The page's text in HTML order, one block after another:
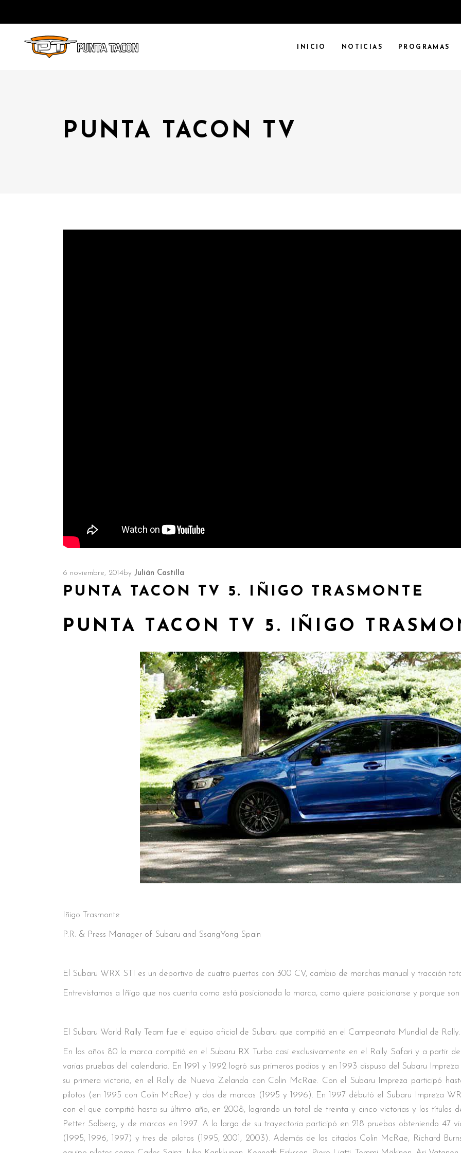
INICIO NOTICIAS PROGRAMAS
PUNTA TACON TV
6 noviembre, 2014by Julián Castilla
PUNTA TACON TV 5. IÑIGO TRASMONTE
PUNTA TACON TV 5. IÑIGO
Iñigo Trasmonte
P.R. & Press Manager of Subaru and SsangYong Spain
El Subaru WRX STI es un deportivo de cuatro puertas con 300 CV, cambio de marchas manual y tracción
Entrevistamos a Iñigo que nos cuenta como está posicionada la marca, como quiere posicionarse y porque son
El Subaru World Rally Team fue el equipo oficial de Subaru que compitió en el Campeonato Mundial de Rally.
En los años 80 la marca compitió en el Subaru RX Turbo casi exclusivamente en el Rally Safari y a partir
varias pruebas del calendario. En 1991 y 1992 logró sus primeros podios y en 1993 dispuso del Subaru
su primera victoria, en el Rally de Nueva Zelanda con Colin McRae. Con el Subaru Impreza participó
pilotos (en 1995 con Colin McRae) y dos de marcas (1995 y 1996). En 1997 débutó el Subaru Impreza
con el que compitió hasta su último año, en 2008, logrando un total de treinta y cinco victorias y los títulos
Petter Solberg, y de marcas en 1997. A lo largo de su trayectoria participó en 218 pruebas obteniendo 47
(1995, 1996, 1997) y tres de pilotos (1995, 2001, 2003). Además de los citados Colin McRae, Richard